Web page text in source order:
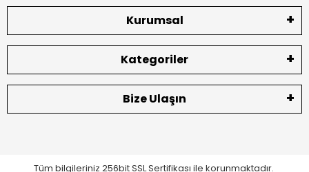
Kurumsal
Kategoriler
Bize Ulaşın
Tüm bilgileriniz 256bit SSL Sertifikası ile korunmaktadır.